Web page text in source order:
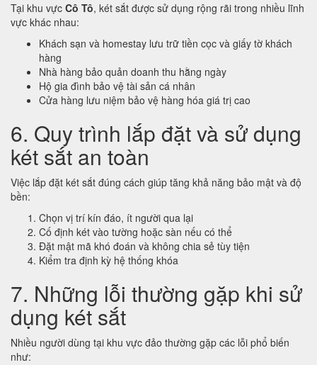
Tại khu vực Cô Tô, két sắt được sử dụng rộng rãi trong nhiều lĩnh
vực khác nhau:
Khách sạn và homestay lưu trữ tiền cọc và giấy tờ khách
hàng
Nhà hàng bảo quản doanh thu hằng ngày
Hộ gia đình bảo vệ tài sản cá nhân
Cửa hàng lưu niệm bảo vệ hàng hóa giá trị cao
6. Quy trình lắp đặt và sử dụng
két sắt an toàn
Việc lắp đặt két sắt đúng cách giúp tăng khả năng bảo mật và độ
bền:
Chọn vị trí kín đáo, ít người qua lại
Cố định két vào tường hoặc sàn nếu có thể
Đặt mật mã khó đoán và không chia sẻ tùy tiện
Kiểm tra định kỳ hệ thống khóa
7. Những lỗi thường gặp khi sử
dụng két sắt
Nhiều người dùng tại khu vực đảo thường gặp các lỗi phổ biến
như: